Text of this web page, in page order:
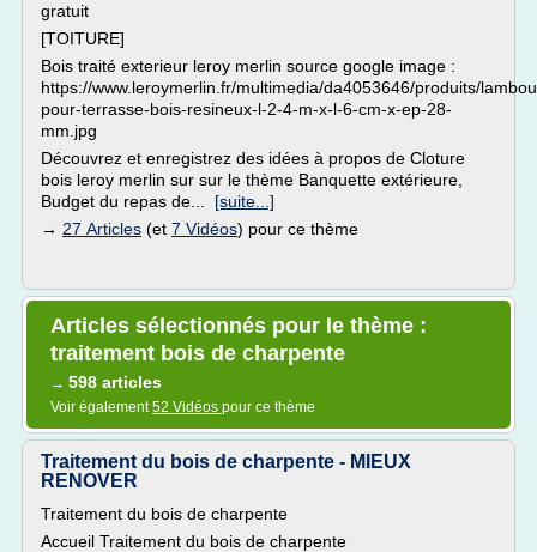
gratuit
[TOITURE]
Bois traité exterieur leroy merlin source google image :
https://www.leroymerlin.fr/multimedia/da4053646/produits/
pour-terrasse-bois-resineux-l-2-4-m-x-l-6-cm-x-ep-28-
mm.jpg
Découvrez et enregistrez des idées à propos de Cloture
bois leroy merlin sur sur le thème Banquette extérieure,
Budget du repas de... [suite...]
→ 27 Articles (et 7 Vidéos) pour ce thème
Articles sélectionnés pour le thème :
traitement bois de charpente
→ 598 articles
Voir également52 Vidéos pour ce thème
Traitement du bois de charpente - MIEUX
RENOVER
Traitement du bois de charpente
Accueil Traitement du bois de charpente